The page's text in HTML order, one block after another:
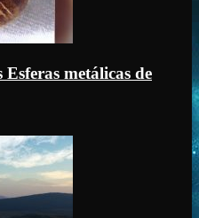
metálicas de